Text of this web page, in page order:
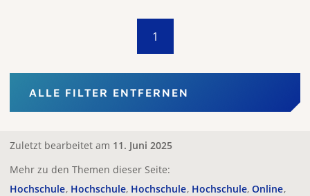
1
ALLE FILTER ENTFERNEN
Zuletzt bearbeitet am 11. Juni 2025
Mehr zu den Themen dieser Seite:
Hochschule Hochschule Hochschule Hochschule Online